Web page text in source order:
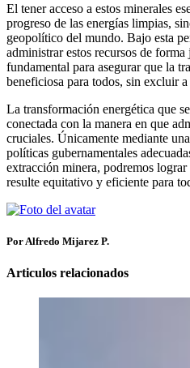
El tener acceso a estos minerales
progreso de las energías limpias,
geopolítico del mundo. Bajo esta
administrar estos recursos de forma
fundamental para asegurar que la
beneficiosa para todos, sin excluir a
La transformación energética que
conectada con la manera en que
cruciales. Únicamente mediante
políticas gubernamentales
extracción minera, podremos
resulte equitativo y eficiente para
Por Alfredo Mijarez P.
Articulos relacionados